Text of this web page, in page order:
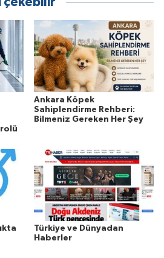
Ankara Köpek
Sahiplendirme Rehberi:
Bilmeniz Gereken Her Şey
Türkiye ve Dünyadan
Haberler